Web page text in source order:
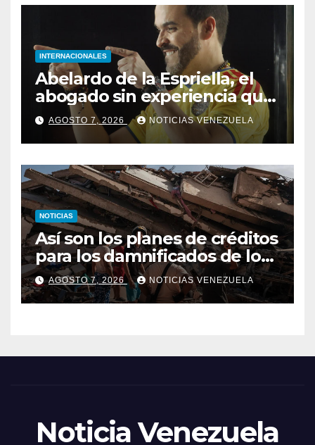
INTERNACIONALES
Abelardo de la Espriella, el
abogado sin experiencia que
empezó a gobernar
Colombia
AGOSTO 7, 2026 NOTICIAS VENEZUELA
NOTICIAS
Así son los planes de créditos
para los damnificados de los
terremotos
AGOSTO 7, 2026 NOTICIAS VENEZUELA
Noticia Venezuela